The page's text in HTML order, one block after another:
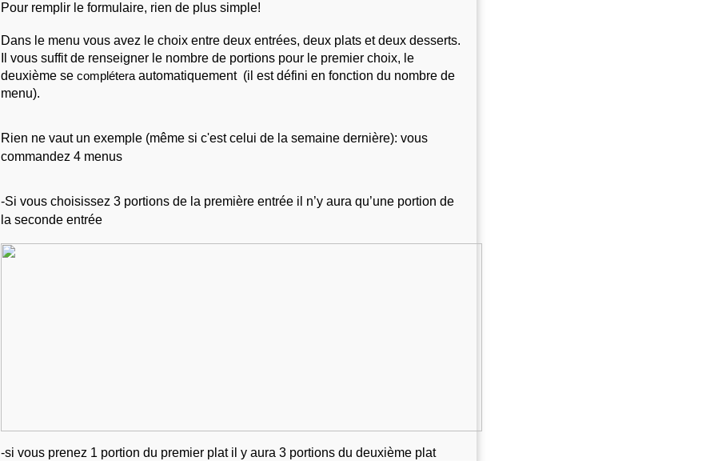
Pour remplir le formulaire, rien de plus simple!
Dans le menu vous avez le choix entre deux entrées, deux plats et deux desserts.
Il vous suffit de renseigner le nombre de portions pour le premier choix, le
deuxième se complétera automatiquement  (il est défini en fonction du nombre de
menu).
Rien ne vaut un exemple (même si c'est celui de la semaine dernière): vous
commandez 4 menus
-Si vous choisissez 3 portions de la première entrée il n’y aura qu’une portion de
la seconde entrée
-si vous prenez 1 portion du premier plat il y aura 3 portions du deuxième plat